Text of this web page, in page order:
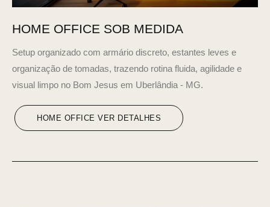
HOME OFFICE SOB MEDIDA
Setup organizado com armário discreto, estantes leves e
organização de tomadas, trazendo rotina fluida, agilidade e
visual limpo no Bom Jesus em Uberlândia - MG.
HOME OFFICE VER DETALHES